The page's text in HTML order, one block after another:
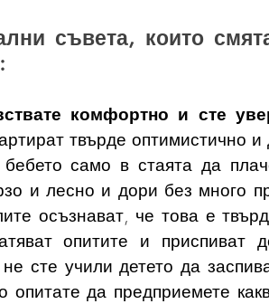
съвета, които
комфортно и сте
твърде оптимистично и
само в стаята да
и лесно и дори без много
осъзнават, че това е
опитите и приспиват
сте учили детето да
опитате да предприемете